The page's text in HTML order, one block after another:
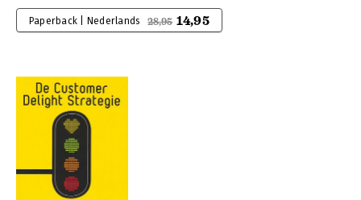
Paperback | Nederlands 28,95 14,95